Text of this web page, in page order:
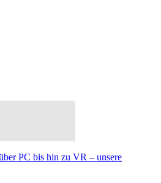
PC bis hin zu VR – unsere